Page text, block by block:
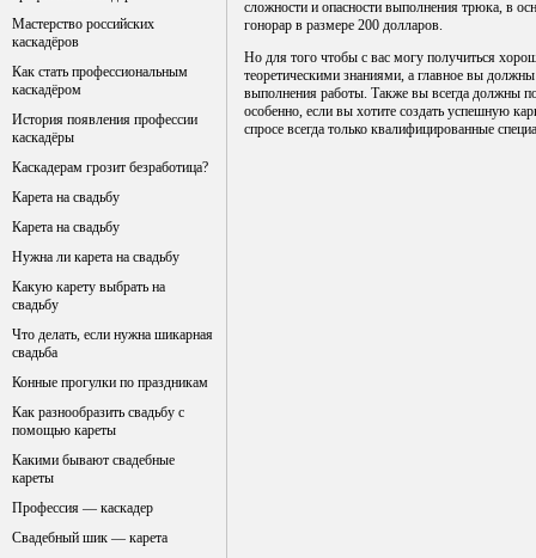
Мастерство российских
каскадёров
Как стать профессиональным
каскадёром
История появления профессии
каскадёры
Каскадерам грозит безработица?
Карета на свадьбу
Карета на свадьбу
Нужна ли карета на свадьбу
Какую карету выбрать на
свадьбу
Что делать, если нужна шикарная
свадьба
Конные прогулки по праздникам
Как разнообразить свадьбу с
помощью кареты
Какими бывают свадебные
кареты
Профессия — каскадер
Свадебный шик — карета
сложности и опасности выполнения трюка, в
гонорар в размере 200 долларов.
Но для того чтобы с вас могу получиться
теоретическими знаниями, а главное вы
выполнения работы. Также вы всегда должны
особенно, если вы хотите создать успешную
спросе всегда только квалифицированные